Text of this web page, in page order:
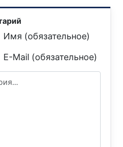
Имя (обязательное)
E-Mail (обязательное)